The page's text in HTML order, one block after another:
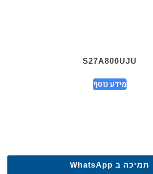
S27A800UJU
מידע נוסף
תמיכה ב WhatsApp